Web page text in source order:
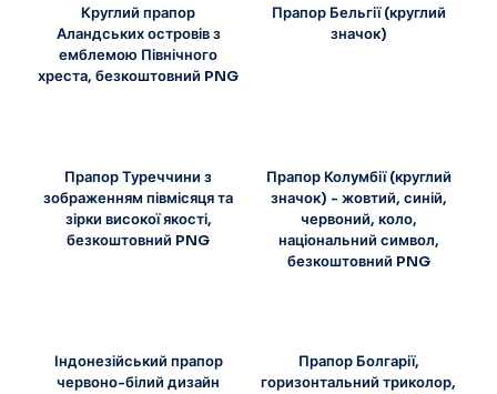
Круглий прапор
Аландських островів з
емблемою Північного
хреста, безкоштовний PNG
Прапор Бельгії (круглий
значок)
Прапор Туреччини з
зображенням півмісяця та
зірки високої якості,
безкоштовний PNG
Прапор Колумбії (круглий
значок) - жовтий, синій,
червоний, коло,
національний символ,
безкоштовний PNG
Індонезійський прапор
червоно-білий дизайн
Прапор Болгарії,
горизонтальний триколор,